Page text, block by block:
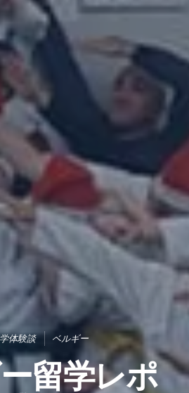
体験談 ベルギー
留学レポ